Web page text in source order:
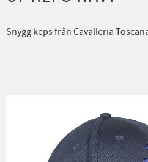
Snygg keps från Cavalleria